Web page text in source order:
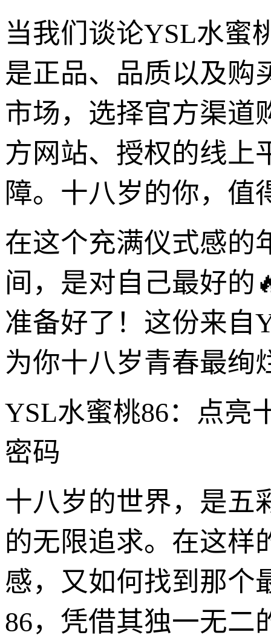
当我们谈论YSL水蜜
是正品、品质以及购
市场，选择官方渠道
方网站、授权的线上
障。十八岁的你，值
在这个充满仪式感的
间，是对自己最好的
准备好了！这份来自
为你十八岁青春最绚
YSL水蜜桃86：点亮
密码
十八岁的世界，是五
的无限追求。在这样
感，又如何找到那个
86，凭借其独一无二